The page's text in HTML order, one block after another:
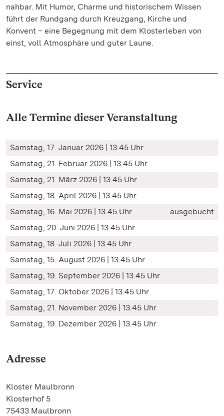
nahbar. Mit Humor, Charme und historischem Wissen
führt der Rundgang durch Kreuzgang, Kirche und
Konvent – eine Begegnung mit dem Klosterleben von
einst, voll Atmosphäre und guter Laune.
Service
Alle Termine dieser Veranstaltung
Samstag, 17. Januar 2026 | 13:45 Uhr
Samstag, 21. Februar 2026 | 13:45 Uhr
Samstag, 21. März 2026 | 13:45 Uhr
Samstag, 18. April 2026 | 13:45 Uhr
Samstag, 16. Mai 2026 | 13:45 Uhr
ausgebucht
Samstag, 20. Juni 2026 | 13:45 Uhr
Samstag, 18. Juli 2026 | 13:45 Uhr
Samstag, 15. August 2026 | 13:45 Uhr
Samstag, 19. September 2026 | 13:45 Uhr
Samstag, 17. Oktober 2026 | 13:45 Uhr
Samstag, 21. November 2026 | 13:45 Uhr
Samstag, 19. Dezember 2026 | 13:45 Uhr
Adresse
Kloster Maulbronn
Klosterhof 5
75433 Maulbronn